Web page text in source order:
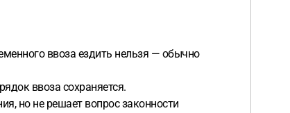
ввоза ездить нельзя — обычно
ввоза сохраняется.
но не решает вопрос законности